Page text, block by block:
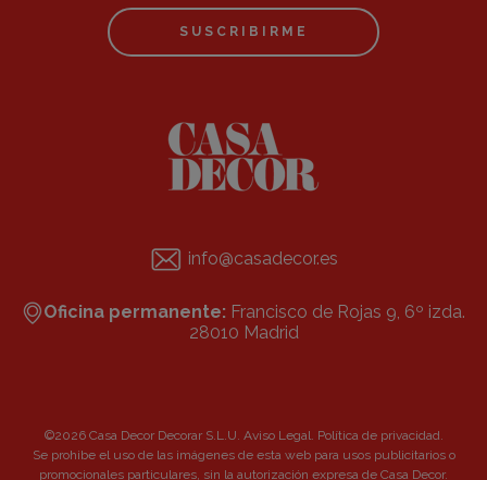
SUSCRIBIRME
info@casadecor.es
Oficina permanente: Francisco de Rojas 9, 6º izda.
28010 Madrid
©2026 Casa Decor Decorar S.L.U. Aviso Legal. Política de privacidad.
Se prohibe el uso de las imágenes de esta web para usos publicitarios o
promocionales particulares, sin la autorización expresa de Casa Decor.